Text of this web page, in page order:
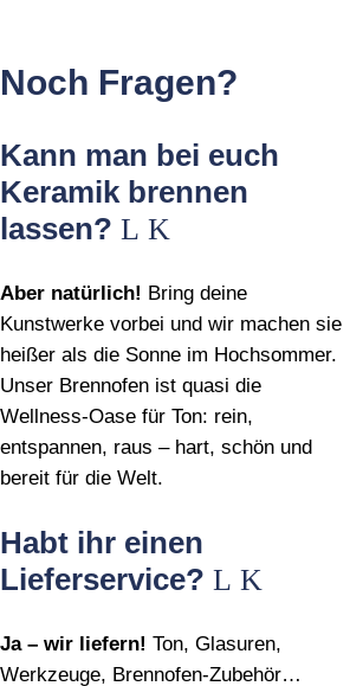
Noch Fragen?
Kann man bei euch
Keramik brennen
lassen?
Aber natürlich! Bring deine
Kunstwerke vorbei und wir machen sie
heißer als die Sonne im Hochsommer.
Unser Brennofen ist quasi die
Wellness‑Oase für Ton: rein,
entspannen, raus – hart, schön und
bereit für die Welt.
Habt ihr einen
Lieferservice?
Ja – wir liefern! Ton, Glasuren,
Werkzeuge, Brennofen‑Zubehör…